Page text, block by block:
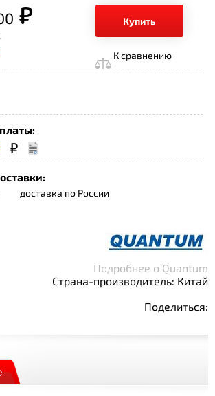
р.
Купить
К сравнению
доставка по России
Подробнее о Quantum
Страна-производитель: Китай
Поделиться: